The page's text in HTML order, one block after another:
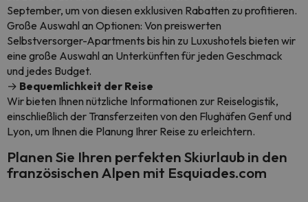
September, um von diesen exklusiven Rabatten zu profitieren.
Große Auswahl an Optionen: Von preiswerten
Selbstversorger-Apartments bis hin zu Luxushotels bieten wir
eine große Auswahl an Unterkünften für jeden Geschmack
und jedes Budget.
→ Bequemlichkeit der Reise
Wir bieten Ihnen nützliche Informationen zur Reiselogistik,
einschließlich der Transferzeiten von den Flughäfen Genf und
Lyon, um Ihnen die Planung Ihrer Reise zu erleichtern.
Planen Sie Ihren perfekten Skiurlaub in den
französischen Alpen mit Esquiades.com